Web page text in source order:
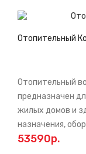
Отопительный
Отопительный
предназначен
жилых домов и
назначения,
53590р.